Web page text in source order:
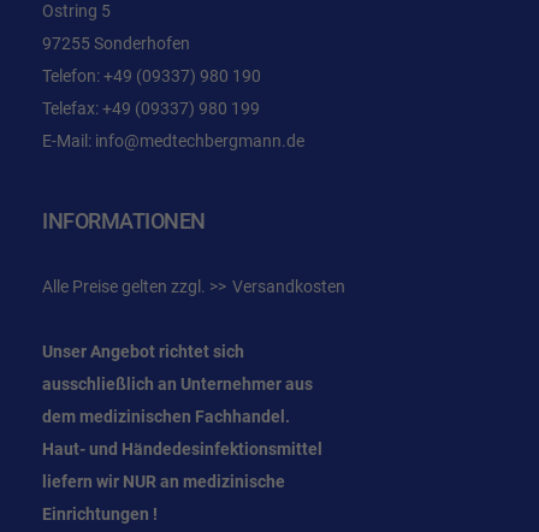
Ostring 5
97255 Sonderhofen
Telefon:+49 (09337) 980 190
Telefax: +49 (09337) 980 199
E-Mail: info@medtechbergmann.de
INFORMATIONEN
Alle Preise gelten zzgl. Versandkosten
Unser Angebot richtet sich
ausschließlich an Unternehmeraus
dem medizinischen Fachhandel.
Haut- und Händedesinfektionsmittel
liefern wir NUR an medizinische
Einrichtungen !